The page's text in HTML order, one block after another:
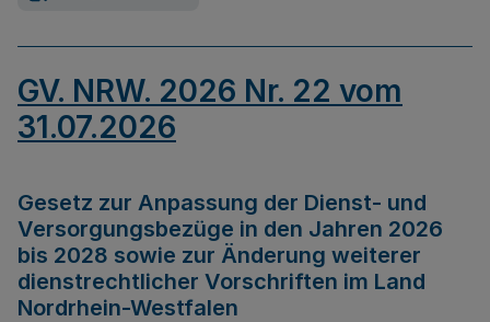
GV. NRW. 2026 Nr. 22 vom
31.07.2026
Gesetz zur Anpassung der Dienst- und
Versorgungsbezüge in den Jahren 2026
bis 2028 sowie zur Änderung weiterer
dienstrechtlicher Vorschriften im Land
Nordrhein-Westfalen